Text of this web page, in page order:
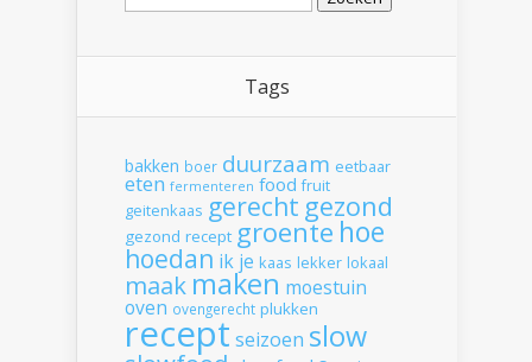
Tags
bakken boer duurzaam eetbaar
eten fermenteren food fruit
geitenkaas gerecht gezond
gezond recept groente hoe
hoedan ik je kaas lekker lokaal
maak maken moestuin
oven ovengerecht plukken
recept seizoen slow